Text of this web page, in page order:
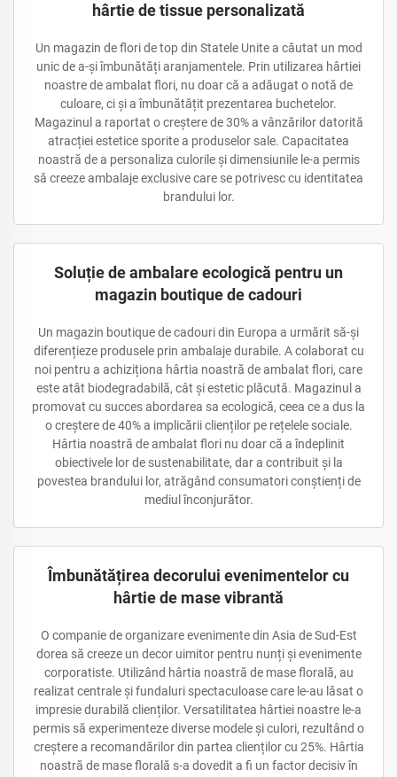
hârtie de tissue personalizată
Un magazin de flori de top din Statele Unite a căutat un mod
unic de a-și îmbunătăți aranjamentele. Prin utilizarea hârtiei
noastre de ambalat flori, nu doar că a adăugat o notă de
culoare, ci și a îmbunătățit prezentarea buchetelor.
Magazinul a raportat o creștere de 30% a vânzărilor datorită
atracției estetice sporite a produselor sale. Capacitatea
noastră de a personaliza culorile și dimensiunile le-a permis
să creeze ambalaje exclusive care se potrivesc cu identitatea
brandului lor.
Soluție de ambalare ecologică pentru un
magazin boutique de cadouri
Un magazin boutique de cadouri din Europa a urmărit să-și
diferențieze produsele prin ambalaje durabile. A colaborat cu
noi pentru a achiziționa hârtia noastră de ambalat flori, care
este atât biodegradabilă, cât și estetic plăcută. Magazinul a
promovat cu succes abordarea sa ecologică, ceea ce a dus la
o creștere de 40% a implicării clienților pe rețelele sociale.
Hârtia noastră de ambalat flori nu doar că a îndeplinit
obiectivele lor de sustenabilitate, dar a contribuit și la
povestea brandului lor, atrăgând consumatori conștienți de
mediul înconjurător.
Îmbunătățirea decorului evenimentelor cu
hârtie de mase vibrantă
O companie de organizare evenimente din Asia de Sud-Est
dorea să creeze un decor uimitor pentru nunți și evenimente
corporatiste. Utilizând hârtia noastră de mase florală, au
realizat centrale și fundaluri spectaculoase care le-au lăsat o
impresie durabilă clienților. Versatilitatea hârtiei noastre le-a
permis să experimenteze diverse modele și culori, rezultând o
creștere a recomandărilor din partea clienților cu 25%. Hârtia
noastră de mase florală s-a dovedit a fi un factor decisiv în